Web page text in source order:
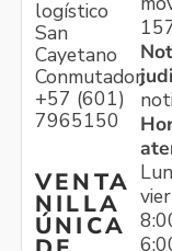
logístico
San
Cayetano
Conmutador:
+57 (601)
7965150
VENTA
NILLA
ÚNICA